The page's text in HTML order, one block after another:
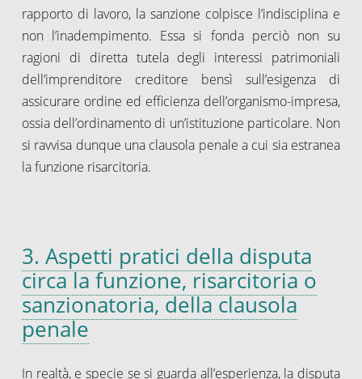
rapporto di lavoro, la sanzione colpisce l’indisciplina e
non l’inadempimento. Essa si fonda perciò non su
ragioni di diretta tutela degli interessi patrimoniali
dell’imprenditore creditore bensì sull’esigenza di
assicurare ordine ed efficienza dell’organismo-impresa,
ossia dell’ordinamento di un’istituzione particolare. Non
si ravvisa dunque una clausola penale a cui sia estranea
la funzione risarcitoria.
3. Aspetti pratici della disputa
circa la funzione, risarcitoria o
sanzionatoria, della clausola
penale
In realtà, e specie se si guarda all’esperienza, la disputa